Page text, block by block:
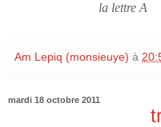
la lettre A
Am Lepiq (monsieuye) à
mardi 18 octobre 2011